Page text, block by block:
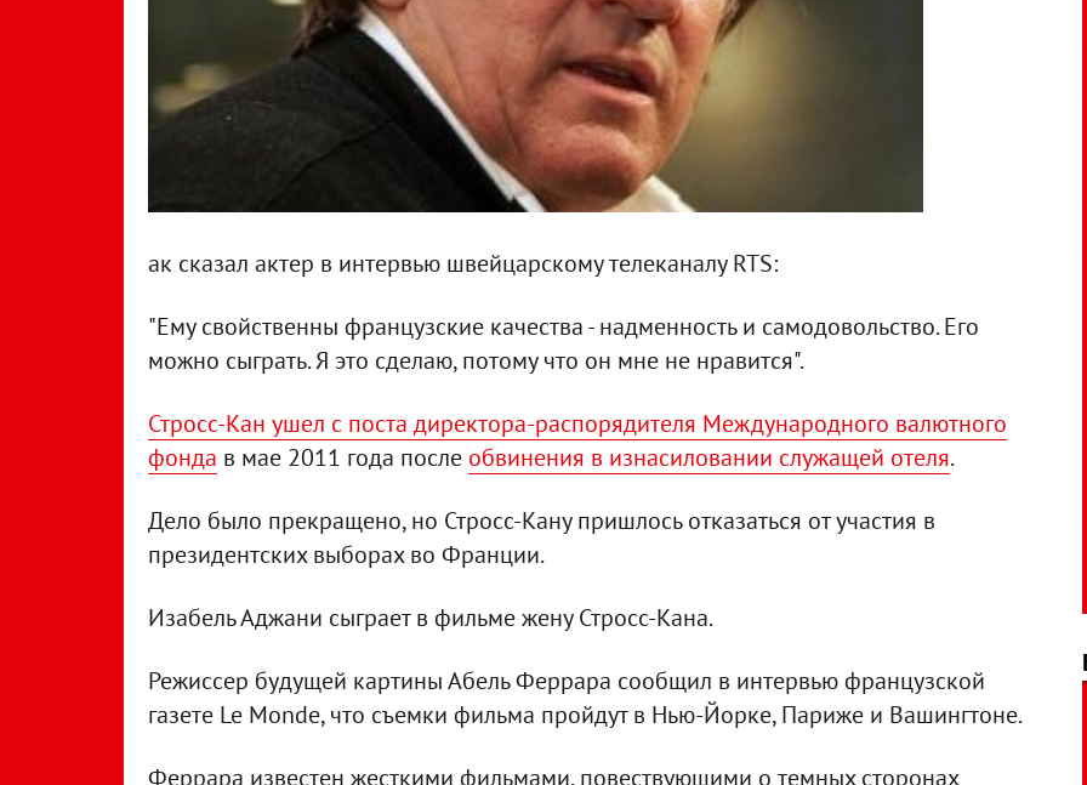
ак сказал актер в интервью швейцарскому телеканалу RTS:
"Ему свойственны французские качества - надменность и самодовольство. Его
можно сыграть. Я это сделаю, потому что он мне не нравится".
Стросс-Кан ушел с поста директора-распорядителя Международного валютного
фонда в мае 2011 года после обвинения в изнасиловании служащей отеля.
Дело было прекращено, но Стросс-Кану пришлось отказаться от участия в
президентских выборах во Франции.
Изабель Аджани сыграет в фильме жену Стросс-Кана.
Режиссер будущей картины Абель Феррара сообщил в интервью французской
газете Le Monde, что съемки фильма пройдут в Нью-Йорке, Париже и Вашингтоне.
Феррара известен жесткими фильмами, повествующими о темных сторонах